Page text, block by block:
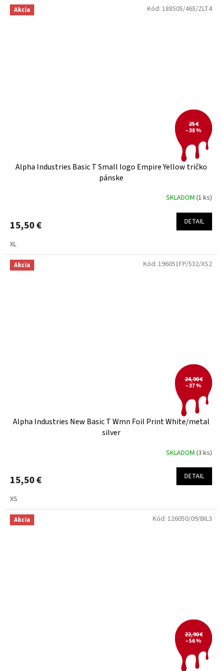
Akcia
25 €
–38 %
Alpha Industries Basic T Small logo Empire Yellow tričko
pánske
SKLADOM (1 ks)
15,50 € DETAIL
XL
Kód: 188505/465/ZLT4
Akcia
24,90 €
–37 %
Alpha Industries New Basic T Wmn Foil Print White/metal
silver
SKLADOM (3 ks)
15,50 € DETAIL
XS
Kód: 196051FP/532/XS2
Akcia
22,90 €
–56 %
Kód: 126050/09/BIL3